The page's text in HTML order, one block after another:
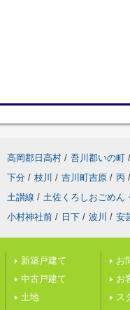
高岡郡日高村 / 吾川郡いの町 /
下分 / 枝川 / 吉川町吉原 / 丙 /
土讃線 / 土佐くろしおごめん
小村神社前 / 日下 / 波川 / 安
新築戸建て
中古戸建て
土地
お
お
ス